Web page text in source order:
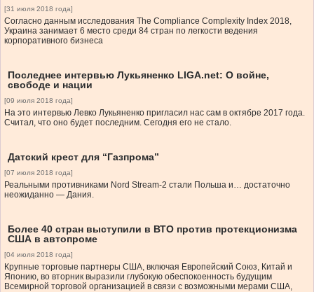
[31 июля 2018 года]
Согласно данным исследования The Compliance Complexity Index 2018,
Украина занимает 6 место среди 84 стран по легкости ведения
корпоративного бизнеса
Последнее интервью Лукьяненко LIGA.net: О войне,
свободе и нации
[09 июля 2018 года]
На это интервью Левко Лукьяненко пригласил нас сам в октябре 2017 года.
Считал, что оно будет последним. Сегодня его не стало.
Датский крест для “Газпрома”
[07 июля 2018 года]
Реальными противниками Nord Stream-2 стали Польша и… достаточно
неожиданно — Дания.
Более 40 стран выступили в ВТО против протекционизма
США в автопроме
[04 июля 2018 года]
Крупные торговые партнеры США, включая Европейский Союз, Китай и
Японию, во вторник выразили глубокую обеспокоенность будущим
Всемирной торговой организацией в связи с возможными мерами США,